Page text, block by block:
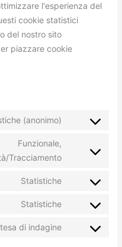
l'esperienza del
cookie statistici
del nostro sito
piazzare cookie
(anonimo)
Funzionale,
Tracciamento
Statistiche
Statistiche
di indagine